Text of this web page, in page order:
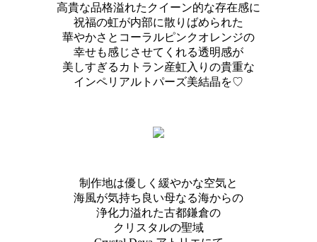
高貴な品格溢れたクイーン的な存在感に
祝福の虹が内部に散りばめられた
華やかさとコーラルピンクオレンジの
幸せも感じさせてくれる透明感が
美しすぎるカトラン産虹入りの貴重な
インペリアルトパーズ美結晶を♡
制作地は優しく緩やかな空気と
海風が気持ち良い母なる海からの
浄化力溢れた古都鎌倉の
クリスタルの聖域